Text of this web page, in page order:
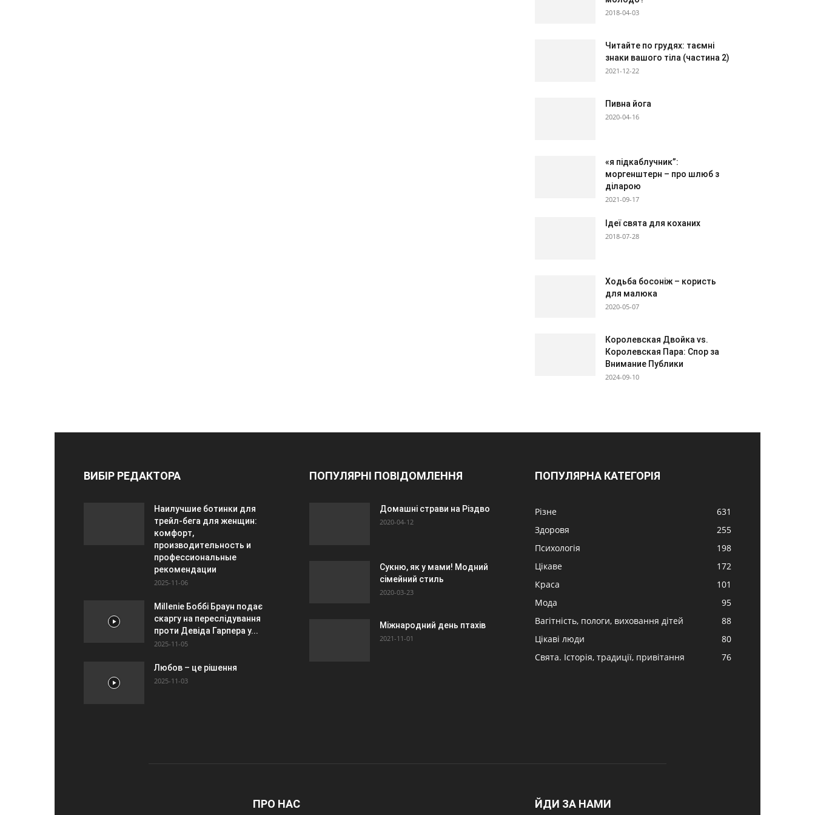
2018-04-03
Читайте по грудях: таємні
знаки вашого тіла (частина 2)
2021-12-22
Пивна йога
2020-04-16
«я підкаблучник”:
моргенштерн – про шлюб з
діларою
2021-09-17
Ідеї свята для коханих
2018-07-28
Ходьба босоніж – користь
для малюка
2020-05-07
Королевская Двойка vs.
Королевская Пара: Спор за
Внимание Публики
2024-09-10
ВИБІР РЕДАКТОРА
Наилучшие ботинки для
трейл-бега для женщин:
комфорт,
производительность и
профессиональные
рекомендации
2025-11-06
Millenie Боббі Браун подає
скаргу на переслідування
проти Девіда Гарпера у...
2025-11-05
Любов – це рішення
2025-11-03
ПОПУЛЯРНІ ПОВІДОМЛЕННЯ
Домашні страви на Різдво
2020-04-12
Сукню, як у мами! Модний
сімейний стиль
2020-03-23
Міжнародний день птахів
2021-11-01
ПОПУЛЯРНА КАТЕГОРІЯ
Різне
631
Здоровя
255
Психологія
198
Цікаве
172
Краса
101
Мода
95
Вагітність, пологи, виховання дітей
88
Цікаві люди
80
Свята. Історія, традиції, привітання
76
ПРО НАС ЙДИ ЗА НАМИ